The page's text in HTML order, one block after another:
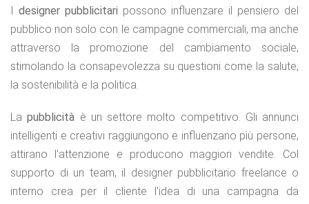
I designer pubblicitari possono influenzare il pensiero del
pubblico non solo con le campagne commerciali, ma anche
attraverso la promozione del cambiamento sociale,
stimolando la consapevolezza su questioni come la salute,
la sostenibilità e la politica.
Lapubblicità è un settore molto competitivo. Gli annunci
intelligenti e creativi raggiungono e influenzano più persone,
attirano l'attenzione e producono maggiori vendite. Col
supporto di un team, il designer pubblicitario freelance o
interno crea per il cliente l'idea di una campagna da